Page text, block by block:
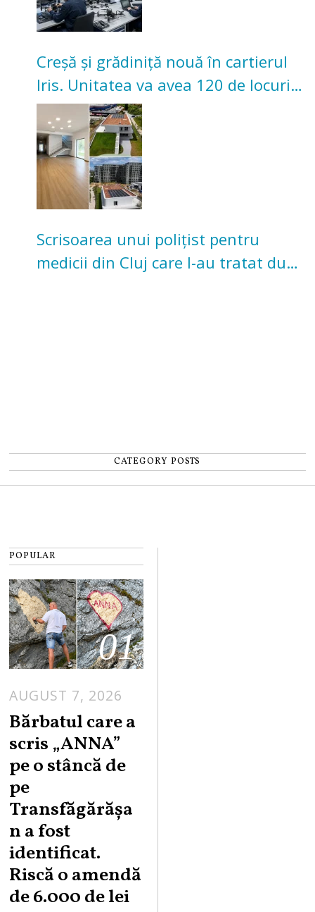
Creșă și grădiniță nouă în cartierul
Iris. Unitatea va avea 120 de locuri
pentru copii
Scrisoarea unui polițist pentru
medicii din Cluj care l-au tratat după
CATEGORY POSTS
POPULAR
01
AUGUST 7, 2026
Bărbatul care a
scris „ANNA”
pe o stâncă de
pe
Transfăgărășa
n a fost
identificat.
Riscă o amendă
de 6.000 de lei